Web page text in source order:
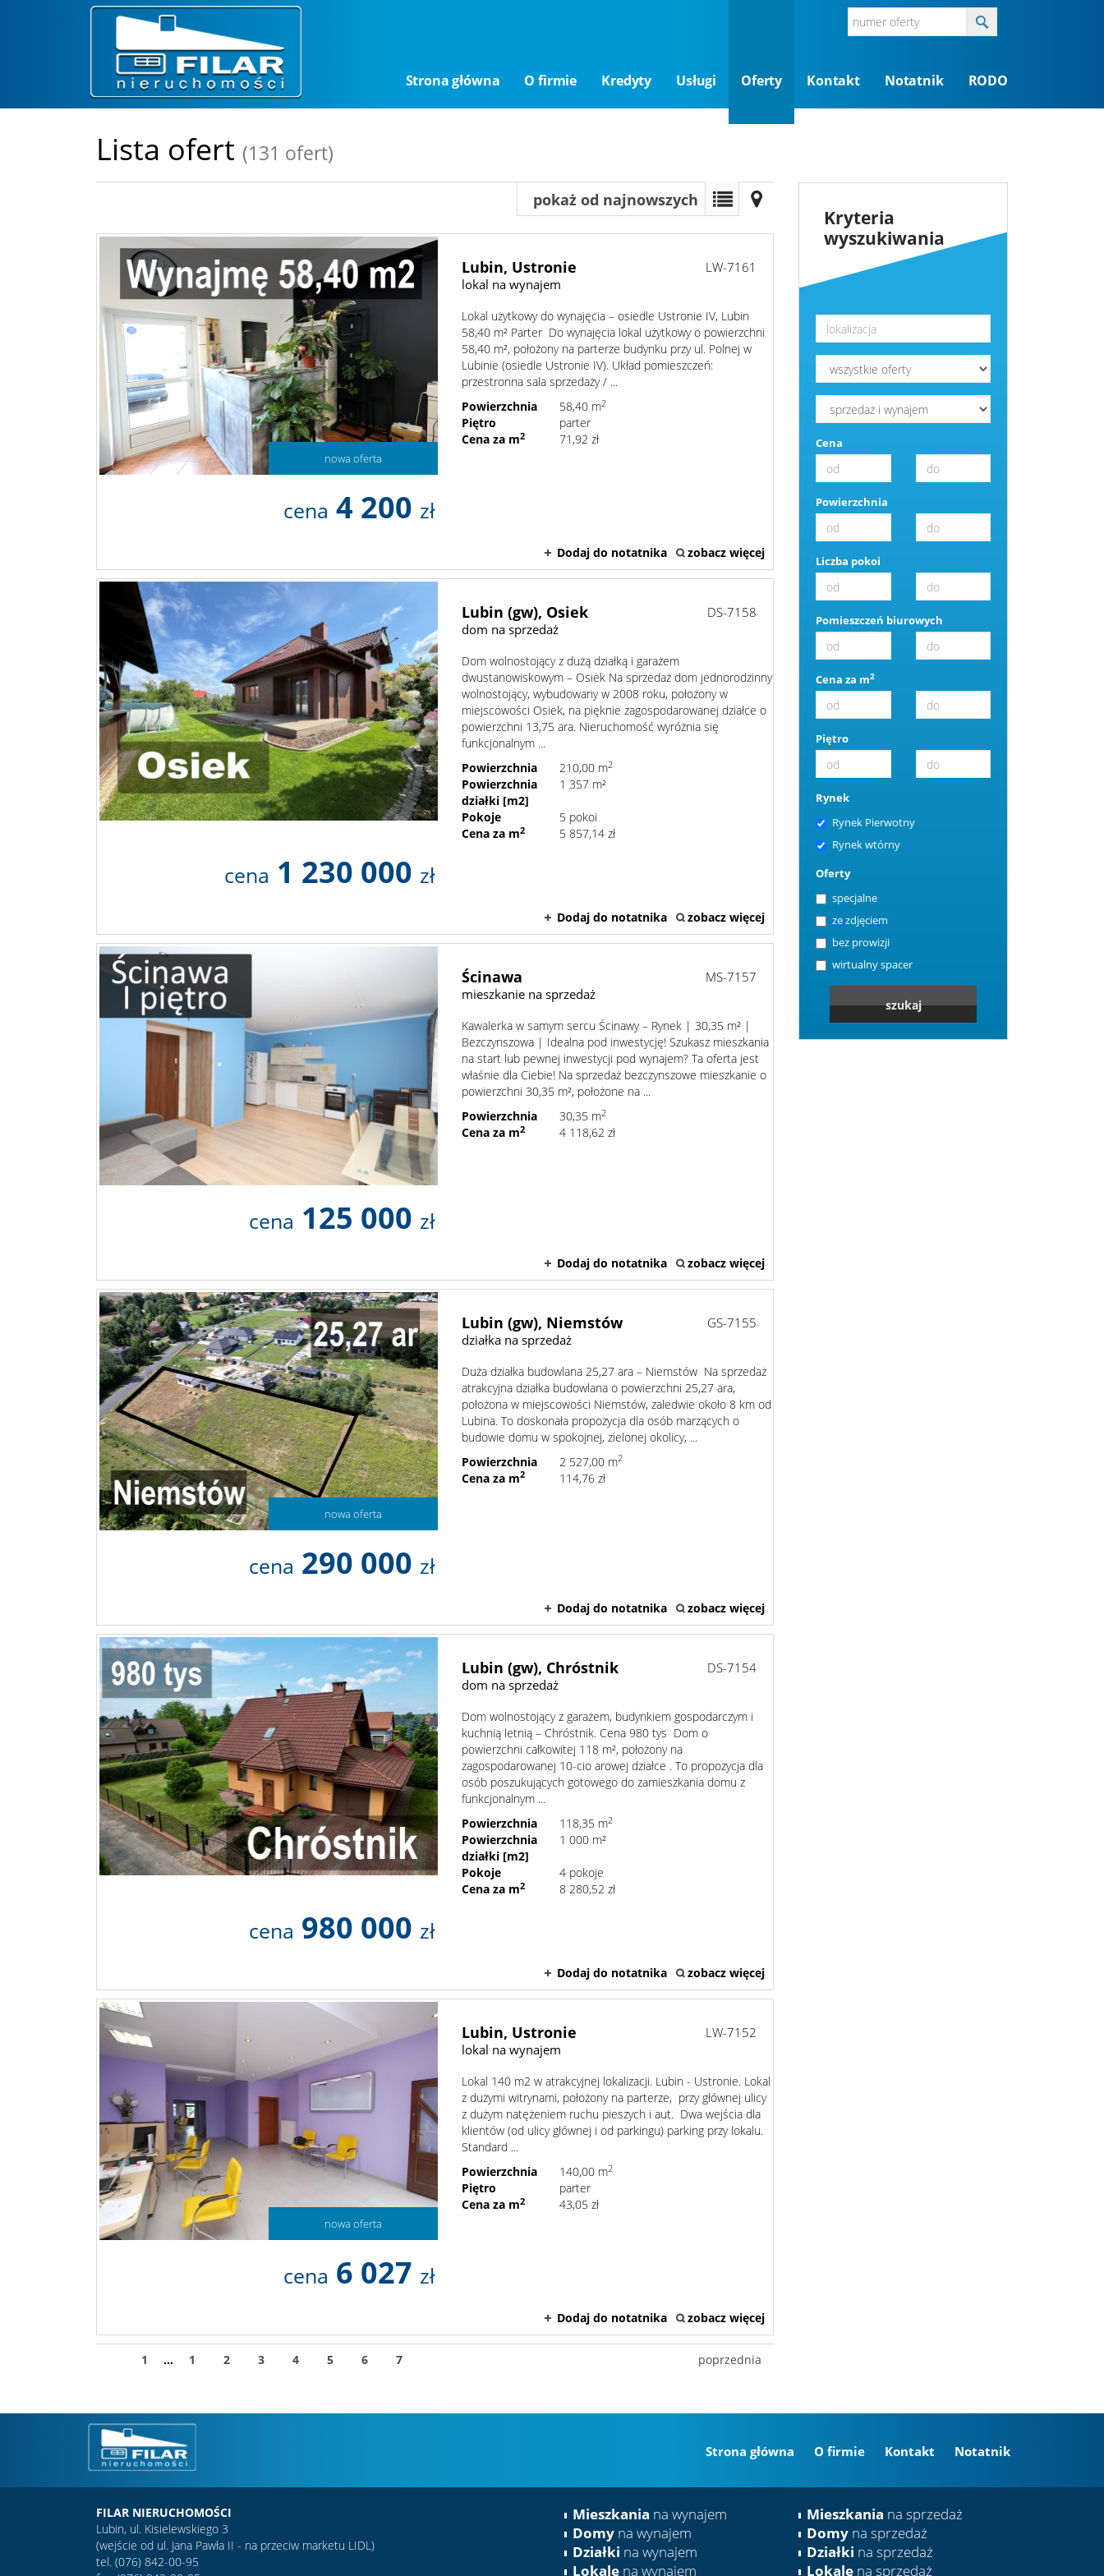
Strona główna O firmie Kredyty Usługi Oferty Kontakt Notatnik RODO
Lista ofert (131 ofert)
pokaż od najnowszych
nowa oferta
Lubin, Ustronie
lokal na wynajem
LW-7161
Lokal użytkowy do wynajęcia – osiedle Ustronie IV, Lubin
58,40 m² Parter Do wynajęcia lokal użytkowy o powierzchni
58,40 m², położony na parterze budynku przy ul. Polnej w
Lubinie (osiedle Ustronie IV). Układ pomieszczeń:
przestronna sala sprzedaży / ...
Powierzchnia
58,40 m2
Piętro
parter
Cena za m2 71,92 zł
cena 4 200 zł
Dodaj do notatnika zobacz więcej
Lubin (gw), Osiek
dom na sprzedaż
DS-7158
Dom wolnostojący z dużą działką i garażem
dwustanowiskowym – Osiek Na sprzedaż dom jednorodzinny
wolnostojący, wybudowany w 2008 roku, położony w
miejscowości Osiek, na pięknie zagospodarowanej działce o
powierzchni 13,75 ara. Nieruchomość wyróżnia się
funkcjonalnym ...
Powierzchnia
210,00 m2
Powierzchnia
działki [m2]
1 357 m²
Pokoje
5 pokoi
Cena za m2 5 857,14 zł
cena 1 230 000 zł
Dodaj do notatnika zobacz więcej
Ścinawa
mieszkanie na sprzedaż
MS-7157
Kawalerka w samym sercu Ścinawy – Rynek | 30,35 m² |
Bezczynszowa | Idealna pod inwestycję! Szukasz mieszkania
na start lub pewnej inwestycji pod wynajem? Ta oferta jest
właśnie dla Ciebie! Na sprzedaż bezczynszowe mieszkanie o
powierzchni 30,35 m², położone na ...
Powierzchnia
30,35 m2
Cena za m2 4 118,62 zł
cena 125 000 zł
Dodaj do notatnika zobacz więcej
nowa oferta
Lubin (gw), Niemstów
działka na sprzedaż
GS-7155
Duża działka budowlana 25,27 ara – Niemstów Na sprzedaż
atrakcyjna działka budowlana o powierzchni 25,27 ara,
położona w miejscowości Niemstów, zaledwie około 8 km od
Lubina. To doskonała propozycja dla osób marzących o
budowie domu w spokojnej, zielonej okolicy, ...
Powierzchnia
2 527,00 m2
Cena za m2 114,76 zł
cena 290 000 zł
Dodaj do notatnika zobacz więcej
Lubin (gw), Chróstnik
dom na sprzedaż
DS-7154
Dom wolnostojący z garażem, budynkiem gospodarczym i
kuchnią letnią – Chróstnik. Cena 980 tys Dom o
powierzchni całkowitej 118 m², położony na
zagospodarowanej 10-cio arowej działce . To propozycja dla
osób poszukujących gotowego do zamieszkania domu z
funkcjonalnym ...
Powierzchnia
118,35 m2
Powierzchnia
działki [m2]
1 000 m²
Pokoje
4 pokoje
Cena za m2 8 280,52 zł
cena 980 000 zł
Dodaj do notatnika zobacz więcej
nowa oferta
Lubin, Ustronie
lokal na wynajem
LW-7152
Lokal 140 m2 w atrakcyjnej lokalizacji. Lubin - Ustronie. Lokal
z dużymi witrynami, położony na parterze, przy głównej ulicy
z dużym natężeniem ruchu pieszych i aut. Dwa wejścia dla
klientów (od ulicy głównej i od parkingu) parking przy lokalu.
Standard ...
Powierzchnia
140,00 m2
Piętro
parter
Cena za m2 43,05 zł
cena 6 027 zł
Dodaj do notatnika zobacz więcej
1 ... 1 2 3 4 5 6 7 poprzednia
Kryteria
wyszukiwania
Cena
Powierzchnia
Liczba pokoi
Pomieszczeń biurowych
Cena za m2
Piętro
Rynek
Rynek Pierwotny
Rynek wtórny
Oferty
specjalne
ze zdjęciem
bez prowizji
wirtualny spacer
Strona główna O firmie Kontakt Notatnik
FILAR NIERUCHOMOŚCI
Lubin, ul. Kisielewskiego 3
(wejście od ul. Jana Pawła II - na przeciw marketu LIDL)
tel. (076) 842-00-95
Mieszkania na wynajem
Domy na wynajem
Działki na wynajem
Lokale na wynajem
Mieszkania na sprzedaż
Domy na sprzedaż
Działki na sprzedaż
Lokale na sprzedaż